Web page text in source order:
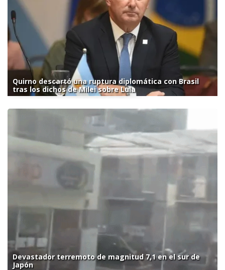
Quirno descartó una ruptura diplomática con Brasil
tras los dichos de Milei sobre Lula
Devastador terremoto de magnitud 7,1 en el sur de
Japón